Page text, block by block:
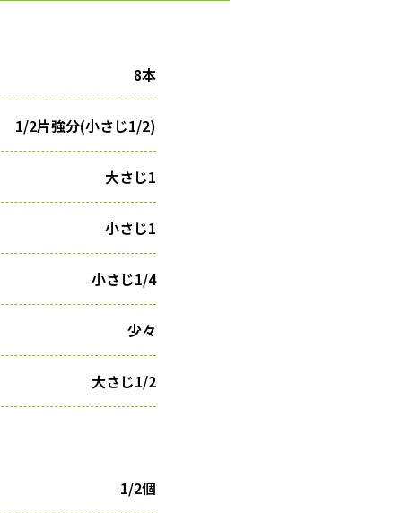
8本
1/2片強分(小さじ1/2)
大さじ1
小さじ1
小さじ1/4
少々
大さじ1/2
1/2個